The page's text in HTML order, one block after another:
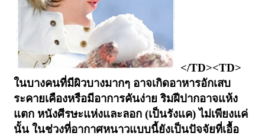
</TD><TD>
ในบางคนที่มีผิวบางมากๆ อาจเกิดอาหารอักเสบ
ระคายเคืองหรือมีอาการคันง่าย ริมฝีปากอาจแห้ง
แตก หนังศีรษะแห่งและลอก (เป็นรังแค) ไม่เพียงแค่
นั้น ในช่วงที่อากาศหนาวแบบนี้ยังเป็นปัจจัยที่เอื้อ